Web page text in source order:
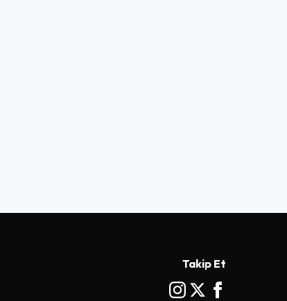
Takip Et